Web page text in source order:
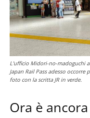
L’ufficio Midori-no-madoguchi
Japan Rail Pass adesso
foto con la scritta JR in verde.
Ora è